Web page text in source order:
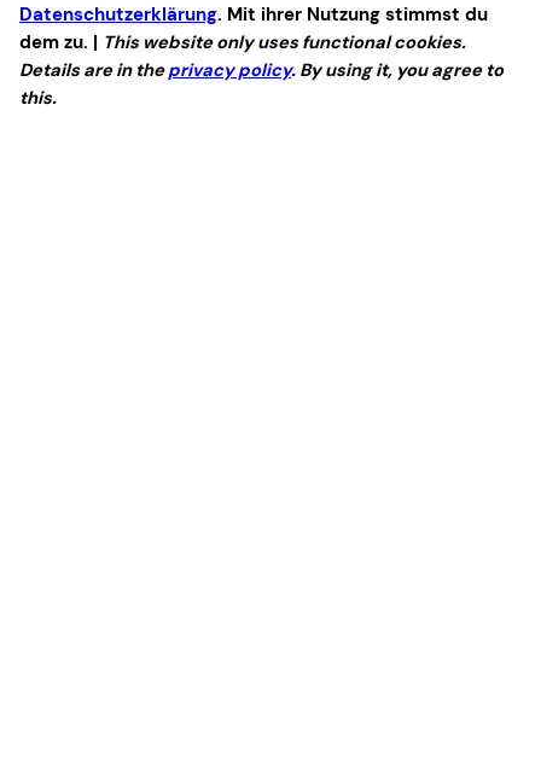
Datenschutzerklärung. Mit ihrer Nutzung stimmst du
dem zu. | This website only uses functional cookies.
Details are in theprivacy policy. By using it, you agree to
this.